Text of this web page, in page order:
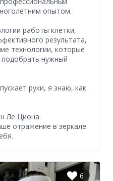
опытом.
работы клетки,
результата,
технологии, которые
нужный
руки, я знаю, как
Ле Циона.
отражение в зеркале
6